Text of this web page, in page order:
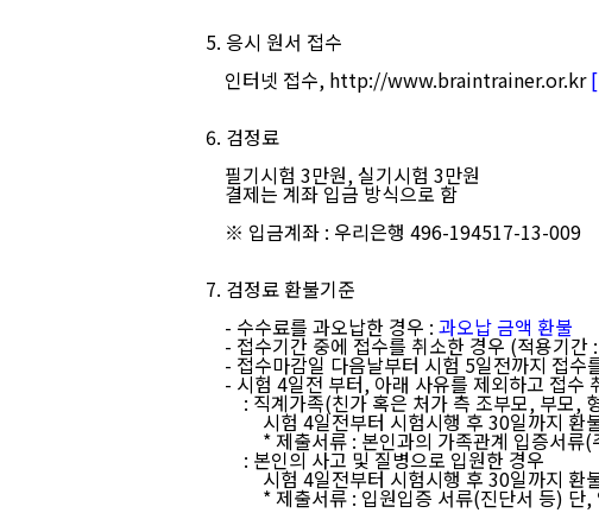
5. 응시 원서 접수
인터넷 접수, http://www.braintrainer.or.kr
6. 검정료
필기시험 3만원, 실기시험 3만원
결제는 계좌 입금 방식으로 함
※ 입금계좌 : 우리은행 496-194517-13-009
7. 검정료 환불기준
- 수수료를 과오납한 경우 : 과오납 금액 환불
- 접수기간 중에 접수를 취소한 경우 (적용기간
- 접수마감일 다음날부터 시험 5일전까지 접수
- 시험 4일전 부터, 아래 사유를 제외하고 접수
: 직계가족(친가 혹은 처가 측 조부모, 부모,
시험 4일전부터 시험시행 후 30일까지 환
* 제출서류 : 본인과의 가족관계 입증서류(
: 본인의 사고 및 질병으로 입원한 경우
시험 4일전부터 시험시행 후 30일까지 환
* 제출서류 : 입원입증 서류(진단서 등) 단,